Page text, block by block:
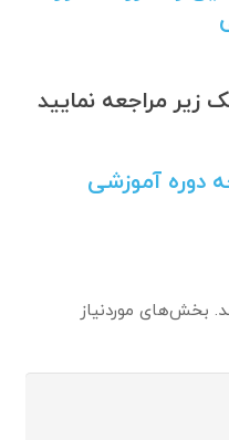
مراجعه نمایید
دوره آموزشی
بخش‌های موردنیاز